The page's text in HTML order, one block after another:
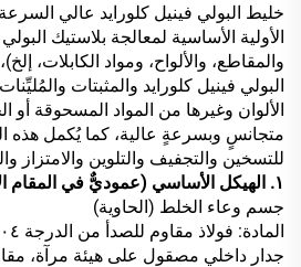
خليط البولي فينيل كلورايد عالي
الأولية الأساسية لمعالجة بلاستيك البولي
والمقاطع، والألواح، ومواد الكابلات،
البولي فينيل كلورايد والمثبتات
الألوان وغيرها من المواد المسحوقة أو
متجانسٍ وبسرعةٍ عالية، كما يُكمل هذه
للتسخين والتجفيف والتلوين والامتزاز
١. الهيكل الأساسي (عموديٌّ في المقام الأول)
جسم وعاء الخلط (الحاوية)
جدار داخلي مصقول على هيئة مرآة،